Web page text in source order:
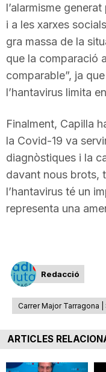
l’alarmisme
i a les xarxes
gra massa de la
que la comparació
comparable”, ja
l’hantavirus limita
Finalment, Capilla
la Covid-19 va
diagnòstiques i la
davant nous brots,
l’hantavirus té un
representa una
Redacció
Carrer Major Tarragona
ARTICLES